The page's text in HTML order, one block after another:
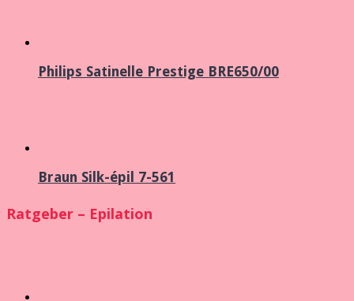
Philips Satinelle Prestige BRE650/00
Braun Silk-épil 7-561
Ratgeber – Epilation